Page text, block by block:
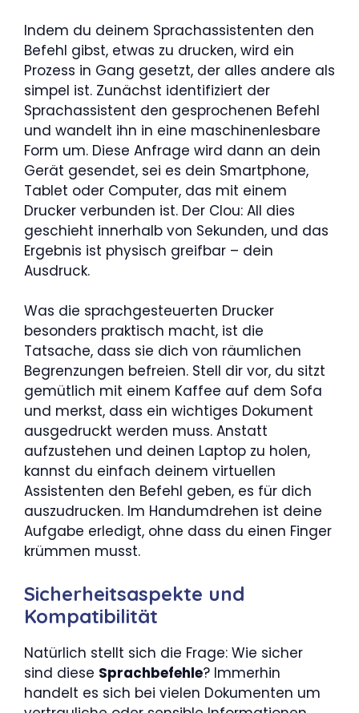
Indem du deinem Sprachassistenten den
Befehl gibst, etwas zu drucken, wird ein
Prozess in Gang gesetzt, der alles andere als
simpel ist. Zunächst identifiziert der
Sprachassistent den gesprochenen Befehl
und wandelt ihn in eine maschinenlesbare
Form um. Diese Anfrage wird dann an dein
Gerät gesendet, sei es dein Smartphone,
Tablet oder Computer, das mit einem
Drucker verbunden ist. Der Clou: All dies
geschieht innerhalb von Sekunden, und das
Ergebnis ist physisch greifbar – dein
Ausdruck.
Was die sprachgesteuerten Drucker
besonders praktisch macht, ist die
Tatsache, dass sie dich von räumlichen
Begrenzungen befreien. Stell dir vor, du sitzt
gemütlich mit einem Kaffee auf dem Sofa
und merkst, dass ein wichtiges Dokument
ausgedruckt werden muss. Anstatt
aufzustehen und deinen Laptop zu holen,
kannst du einfach deinem virtuellen
Assistenten den Befehl geben, es für dich
auszudrucken. Im Handumdrehen ist deine
Aufgabe erledigt, ohne dass du einen Finger
krümmen musst.
Sicherheitsaspekte und
Kompatibilität
Natürlich stellt sich die Frage: Wie sicher
sind diese Sprachbefehle? Immerhin
handelt es sich bei vielen Dokumenten um